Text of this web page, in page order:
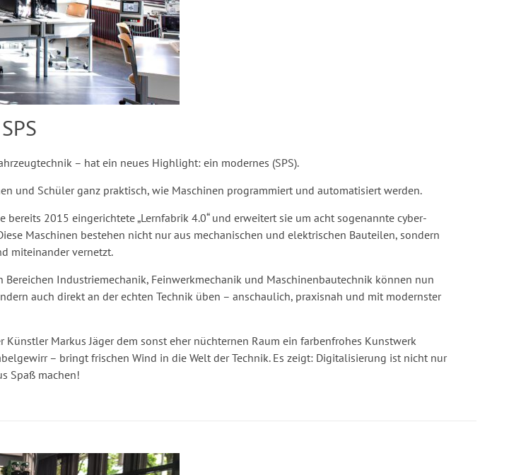
– hat ein neues Highlight: ein modernes (SPS).
und Schüler ganz praktisch, wie Maschinen programmiert und automatisiert werden.
bereits 2015 eingerichtete „Lernfabrik 4.0“ und erweitert sie um acht sogenannte cyber-
Maschinen bestehen nicht nur aus mechanischen und elektrischen Bauteilen, sondern
miteinander vernetzt.
Bereichen Industriemechanik, Feinwerkmechanik und Maschinenbautechnik können nun
auch direkt an der echten Technik üben – anschaulich, praxisnah und mit modernster
Markus Jäger dem sonst eher nüchternen Raum ein farbenfrohes Kunstwerk
– bringt frischen Wind in die Welt der Technik. Es zeigt: Digitalisierung ist nicht nur
Spaß machen!